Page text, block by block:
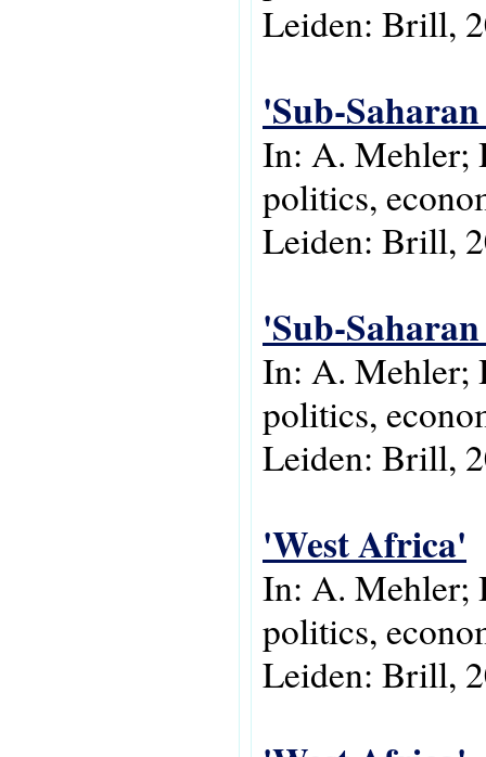
Leiden: Brill,
'Sub-
In: A. Mehler;
politics,
Leiden: Brill,
'Sub-
In: A. Mehler;
politics,
Leiden: Brill,
'West Africa'
In: A. Mehler;
politics,
Leiden: Brill,